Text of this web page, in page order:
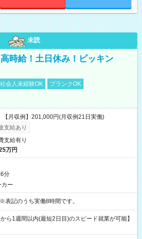
未読
時給！土日休み！ピッキン
社会人未経験OK
ブランクOK
月収例】201,000円(月収例21日実働)
支給あり
支給有り
万円
分
ー
8:30～17:40 ※表記のうち実働8時間です。
ら1週間以内(最短2日目)のスピード就業が可能】